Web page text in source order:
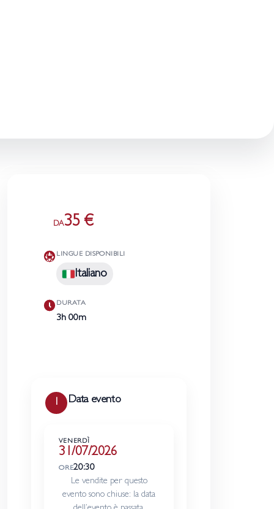
DA35 €
LINGUE DISPONIBILI
Italiano
DURATA
3h 00m
1 Data evento
VENERDÌ
31/07/2026
ORE20:30
Le vendite per questo
evento sono chiuse: la data
←
Luglio
2026
→
MGVSD